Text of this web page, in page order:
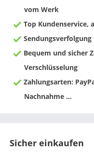
vom Werk
Top Kundenservice,
Bequem und sicher
Verschlüsselung
Zahlungsarten:
Nachnahme ...
Sicher einkaufen